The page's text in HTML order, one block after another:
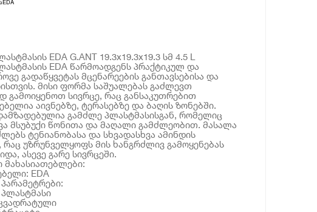
EDA
EDA G.ANT 19.3x19.3x19.3 სმ 4.5 L
EDA წარმოადგენს პრაქტიკულ და
გადაწყვეტას მცენარეების განთავსებისა და
მისი ფორმა საშუალებას გაძლევთ
გამოიყენოთ სივრცე, რაც განსაკუთრებით
აივნებზე, ტერასებზე და ბაღის ზონებში.
გამძლე პლასტმასისგან, რომელიც
მსუბუქი წონითა და მაღალი გამძლეობით. მასალა
ტენიანობასა და სხვადასხვა ამინდის
რაც უზრუნველყოფს მის ხანგრძლივ გამოყენებას
ასევე გარე სივრცეში.
მახასიათებლები:
EDA